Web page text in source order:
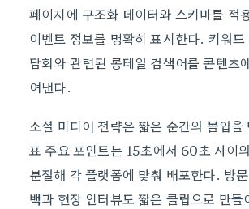
페이지에 구조화 데이터와 스키마를 적
이벤트 정보를 명확히 표시한다. 키워
담회와 관련된 롱테일 검색어를 콘텐츠
여낸다.
소셜 미디어 전략은 짧은 순간의 몰입
표 주요 포인트는 15초에서 60초 사이
분절해 각 플랫폼에 맞춰 배포한다. 방
백과 현장 인터뷰도 짧은 클립으로 만들